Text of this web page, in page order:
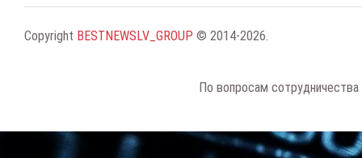
Copyright BESTNEWSLV_GROUP © 2014-2026.
По вопросам